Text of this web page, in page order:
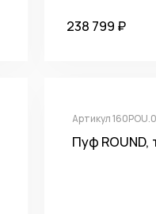
238 799 ₽
Артикул
Пуф ROUND,